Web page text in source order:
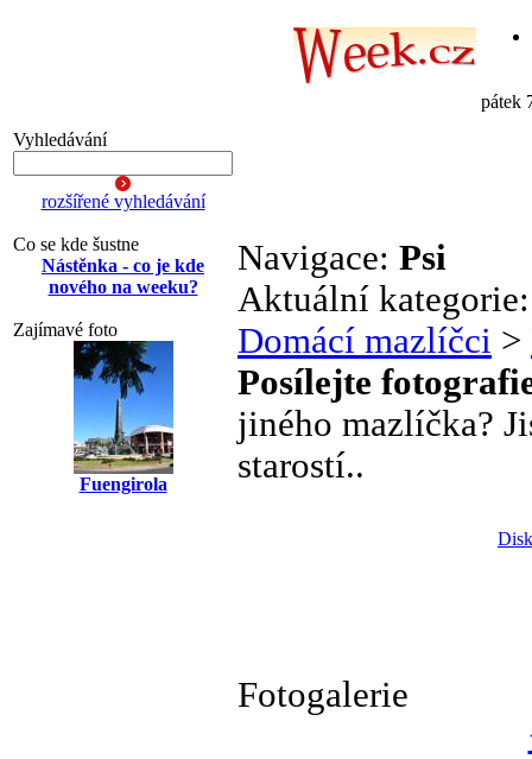
pátek
Vyhledávání
rozšířené vyhledávání
Co se kde šustne
Nástěnka - co je kde
nového na weeku?
Zajímavé foto
Fuengirola
Navigace: Psi
Aktuální
Domácí mazlíčci >
Posílejte
jiného mazlíčka?
starostí..
Fotogalerie